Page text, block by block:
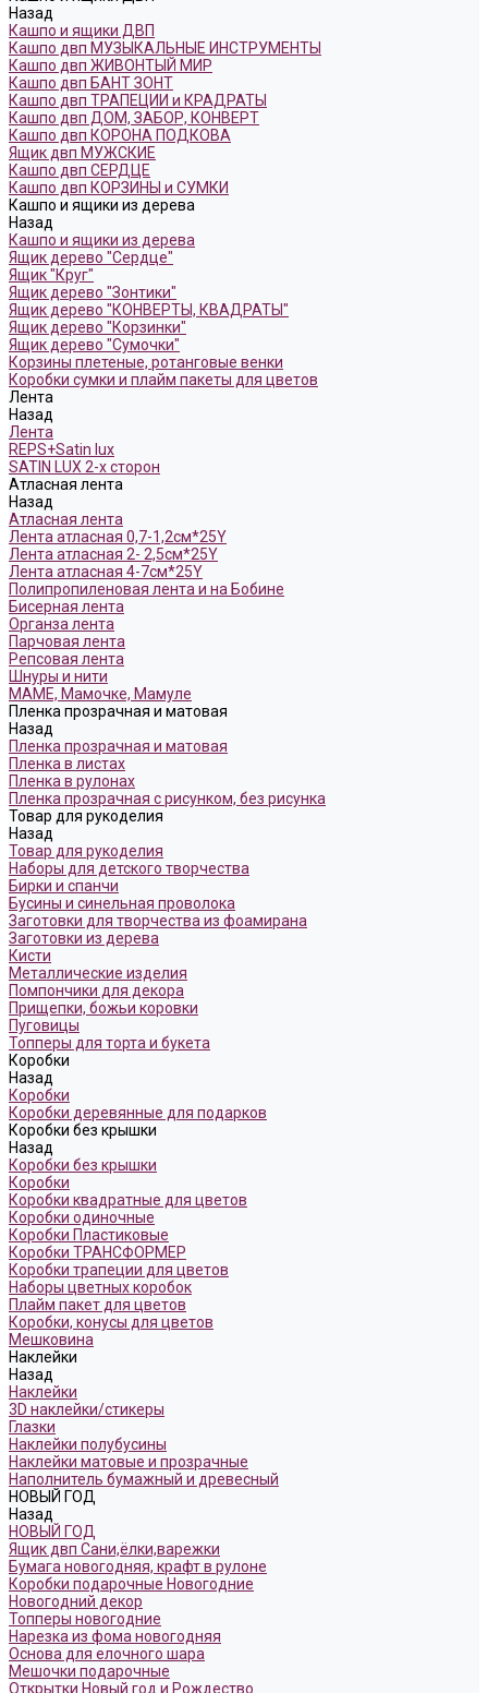
Назад
Кашпо и ящики ДВП
Кашпо двп МУЗЫКАЛЬНЫЕ ИНСТРУМЕНТЫ
Кашпо двп ЖИВОНТЫЙ МИР
Кашпо двп БАНТ ЗОНТ
Кашпо двп ТРАПЕЦИИ и КРАДРАТЫ
Кашпо двп ДОМ, ЗАБОР, КОНВЕРТ
Кашпо двп КОРОНА ПОДКОВА
Ящик двп МУЖСКИЕ
Кашпо двп СЕРДЦЕ
Кашпо двп КОРЗИНЫ и СУМКИ
Кашпо и ящики из дерева
Назад
Кашпо и ящики из дерева
Ящик дерево "Сердце"
Ящик "Круг"
Ящик дерево "Зонтики"
Ящик дерево "КОНВЕРТЫ, КВАДРАТЫ"
Ящик дерево "Корзинки"
Ящик дерево "Сумочки"
Корзины плетеные, ротанговые венки
Коробки сумки и плайм пакеты для цветов
Лента
Назад
Лента
REPS+Satin lux
SATIN LUX 2-х сторон
Атласная лента
Назад
Атласная лента
Лента атласная 0,7-1,2см*25Y
Лента атласная 2- 2,5см*25Y
Лента атласная 4-7см*25Y
Полипропиленовая лента и на Бобине
Бисерная лента
Органза лента
Парчовая лента
Репсовая лента
Шнуры и нити
МАМЕ, Мамочке, Мамуле
Пленка прозрачная и матовая
Назад
Пленка прозрачная и матовая
Пленка в листах
Пленка в рулонах
Пленка прозрачная с рисунком, без рисунка
Товар для рукоделия
Назад
Товар для рукоделия
Наборы для детского творчества
Бирки и спанчи
Бусины и синельная проволока
Заготовки для творчества из фоамирана
Заготовки из дерева
Кисти
Металлические изделия
Помпончики для декора
Прищепки, божьи коровки
Пуговицы
Топперы для торта и букета
Коробки
Назад
Коробки
Коробки деревянные для подарков
Коробки без крышки
Назад
Коробки без крышки
Коробки
Коробки квадратные для цветов
Коробки одиночные
Коробки Пластиковые
Коробки ТРАНСФОРМЕР
Коробки трапеции для цветов
Наборы цветных коробок
Плайм пакет для цветов
Коробки, конусы для цветов
Мешковина
Наклейки
Назад
Наклейки
3D наклейки/стикеры
Глазки
Наклейки полубусины
Наклейки матовые и прозрачные
Наполнитель бумажный и древесный
НОВЫЙ ГОД
Назад
НОВЫЙ ГОД
Ящик двп Сани,ёлки,варежки
Бумага новогодняя, крафт в рулоне
Коробки подарочные Новогодние
Новогодний декор
Топперы новогодние
Нарезка из фома новогодняя
Основа для елочного шара
Мешочки подарочные
Открытки Новый год и Рождество